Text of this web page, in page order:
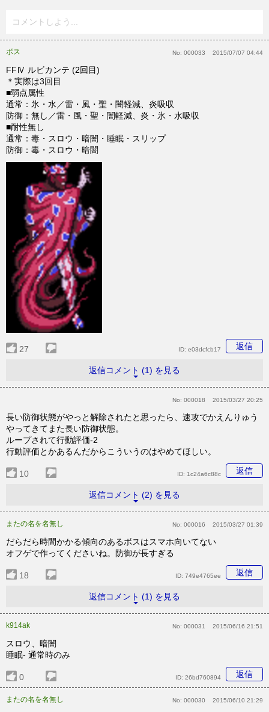
コメントしよう...
ボス No: 000033 2015/07/07 04:44
FFⅣ ルビカンテ (2回目)
＊実際は3回目
■弱点属性
通常：氷・水／雷・風・聖・闇軽減、炎吸収
防御：無し／雷・風・聖・闇軽減、炎・氷・水吸収
■耐性無し
通常：毒・スロウ・暗闇・睡眠・スリップ
防御：毒・スロウ・暗闇
27 返信
ID: e03dcfcb17
返信コメント (1) を見る
No: 000018 2015/03/27 20:25
長い防御状態がやっと解除されたと思ったら、速攻でかえんりゅう
やってきてまた長い防御状態。
ループされて行動評価-2
行動評価とかあるんだからこういうのはやめてほしい。
10 返信
ID: 1c24a6c88c
返信コメント (2) を見る
またの名を名無し No: 000016 2015/03/27 01:39
だらだら時間かかる傾向のあるボスはスマホ向いてない
オフゲで作ってくださいね。防御が長すぎる
18 返信
ID: 749e4765ee
返信コメント (1) を見る
k914ak No: 000031 2015/06/16 21:51
スロウ、暗闇
睡眠- 通常時のみ
0 返信
ID: 26bd760894
またの名を名無し No: 000030 2015/06/10 21:29